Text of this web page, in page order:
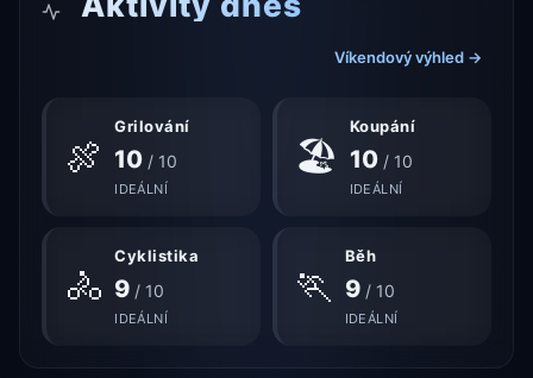
Víkendový výhled →
🍖
Grilování
10 / 10
IDEÁLNÍ
🏖
Koupání
10/ 10
IDEÁLNÍ
🚴
Cyklistika
9 / 10
IDEÁLNÍ
🏃
Běh
9/ 10
IDEÁLNÍ